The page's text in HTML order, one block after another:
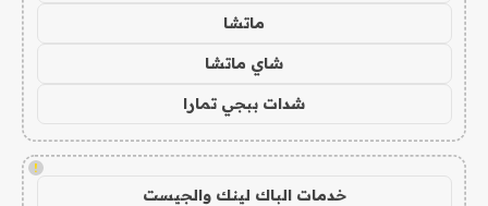
ماتشا
شاي ماتشا
شدات ببجي تمارا
!
خدمات الباك لينك والجيست